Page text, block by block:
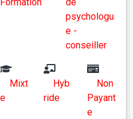
psychologu
e -
conseiller
Mixt
e
Hyb
ride
Non
Payant
e